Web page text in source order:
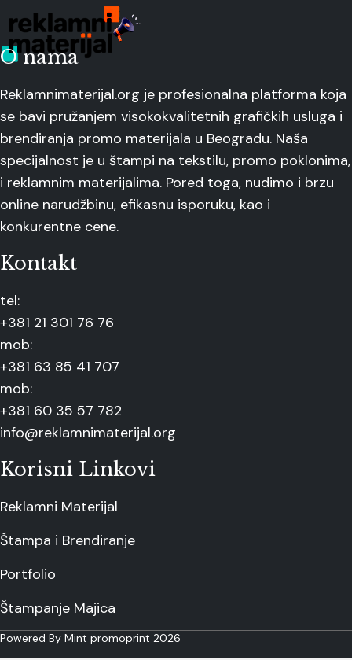
O nama
Reklamnimaterijal.org je profesionalna platforma koja
se bavi pružanjem visokokvalitetnih grafičkih usluga i
brendiranja promo materijala u Beogradu. Naša
specijalnost je u štampi na tekstilu, promo poklonima,
i reklamnim materijalima. Pored toga, nudimo i brzu
online narudžbinu, efikasnu isporuku, kao i
konkurentne cene.
Kontakt
tel:
+381 21 301 76 76
mob:
+381 63 85 41 707
mob:
+381 60 35 57 782
info@reklamnimaterijal.org
Korisni Linkovi
Reklamni Materijal
Štampa i Brendiranje
Portfolio
Štampanje Majica
Powered By Mint promoprint 2026